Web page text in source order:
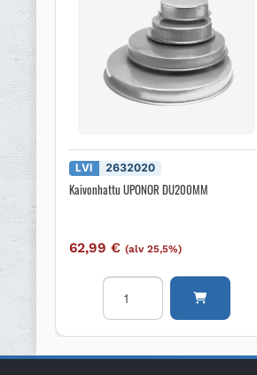
LVI 2632020
Kaivonhattu UPONOR DU200MM
62,99€ (alv 25,5%)
Kaivonhattu
UPONOR
DU200MM